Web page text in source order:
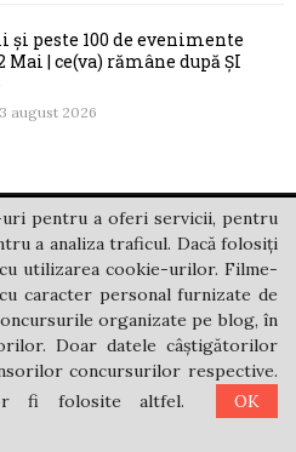
și peste 100 de evenimente
| ce(va) rămâne după ȘI
3 august 2026
blog aparțin în totalitate
protecția Legii Dreptului de
face numai cu acordul
pentru a oferi servicii, pentru
a analiza traficul. Dacă folosiți
utilizarea cookie-urilor. Filme-
caracter personal furnizate de
organizate pe blog, în
Doar datele câștigătorilor
concursurilor respective.
fi folosite altfel.
OK